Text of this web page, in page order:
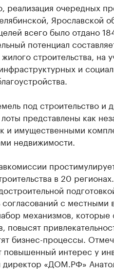
реализация очередных
Ярославской
всего было отдано
потенциал
строительства, на
и
под строительство и
представлены как
и имущественными
недвижимости.
в 20
согласований с местными
механизмов, которые
повысят
бизнес-процессы.
повышенный интерес у
«ДОМ.РФ»